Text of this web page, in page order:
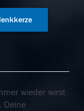
wieder wirst
Deine